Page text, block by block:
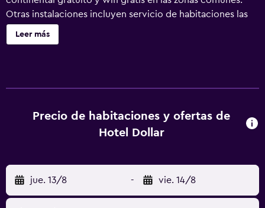
Otras instalaciones incluyen servicio de habitaciones las
24 horas, servicios de conserjería y servicio de tintorería.
Hotel Dollar ofrece 30 alojamientos con aire
acceso a Internet wifi gratis. Se ofrece servicio nocturno
de descubierta y servicio de limpieza todos los días. Se
alojamiento (es posible que se aplique un recargo).
Leer más
Precio de habitaciones y ofertas de
Hotel Dollar
jue. 13/8 - vie. 14/8